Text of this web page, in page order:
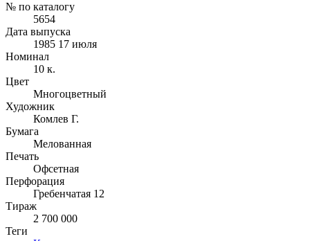
№ по каталогу
5654
Дата выпуска
1985 17 июля
Номинал
10 к.
Цвет
Многоцветный
Художник
Комлев Г.
Бумага
Мелованная
Печать
Офсетная
Перфорация
Гребенчатая 12
Тираж
2 700 000
Теги